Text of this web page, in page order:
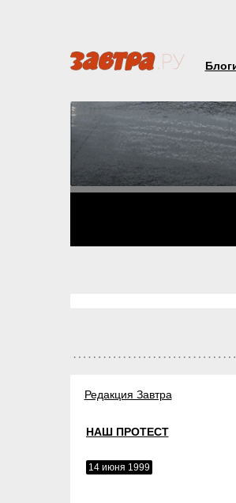
Редакция Завтра
НАШ ПРОТЕСТ
14 июня 1999